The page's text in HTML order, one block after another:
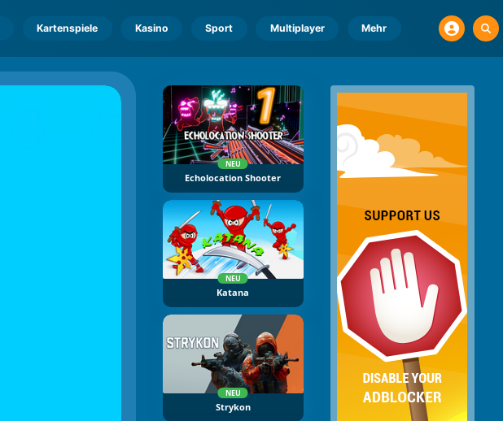
Kartenspiele Kasino Sport Multiplayer Mehr
NEU
Echolocation Shooter
NEU
Katana
NEU
Strykon